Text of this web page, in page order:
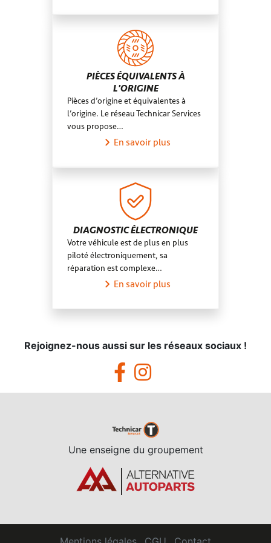
PIÈCES ÉQUIVALENTS À
L'ORIGINE
Pièces d’origine et équivalentes à
l’origine. Le réseau Technicar Services
vous propose…
En savoir plus
DIAGNOSTIC ÉLECTRONIQUE
Votre véhicule est de plus en plus
piloté électroniquement, sa
réparation est complexe…
En savoir plus
Rejoignez-nous aussi sur les réseaux sociaux !
Une enseigne du groupement